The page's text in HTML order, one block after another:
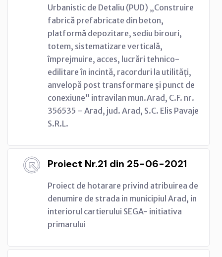
Urbanistic de Detaliu (PUD) „Construire
fabrică prefabricate din beton,
platformă depozitare, sediu birouri,
totem, sistematizare verticală,
împrejmuire, acces, lucrări tehnico-
edilitare în incintă, racorduri la utilități,
anvelopă post transformare și punct de
conexiune” intravilan mun.Arad, C.F. nr.
356535 – Arad, jud. Arad, S.C. Elis Pavaje
S.R.L.
Proiect Nr.21 din 25-06-2021
Proiect de hotarare privind atribuirea de
denumire de strada in municipiul Arad, in
interiorul cartierului SEGA- initiativa
primarului